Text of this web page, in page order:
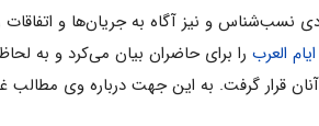
نسب‌شناس و نیز آگاه به جریان‌ها و اتفاقات
ایام العرب را برای حاضران بیان می‌کرد و به
قرار گرفت. به این جهت درباره وی مطالب